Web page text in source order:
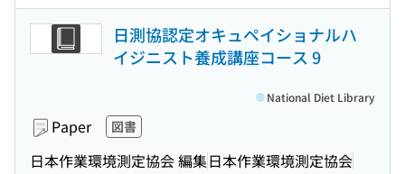
日測協認定オキュペイショナルハ
イジニスト養成講座コース 9
Paper 図書
日本作業環境測定協会 編集日本作業環境測定協会
National Diet Library